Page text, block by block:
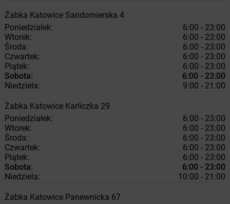
Żabka Katowice Sandomierska 4
Poniedziałek:
6:00 - 23:00
Wtorek:
6:00 - 23:00
Środa:
6:00 - 23:00
Czwartek:
6:00 - 23:00
Piątek:
6:00 - 23:00
Sobota:
6:00 - 23:00
Niedziela:
9:00 - 21:00
Żabka Katowice Karliczka 29
Poniedziałek:
6:00 - 23:00
Wtorek:
6:00 - 23:00
Środa:
6:00 - 23:00
Czwartek:
6:00 - 23:00
Piątek:
6:00 - 23:00
Sobota:
6:00 - 23:00
Niedziela:
10:00 - 21:00
Żabka Katowice Panewnicka 67